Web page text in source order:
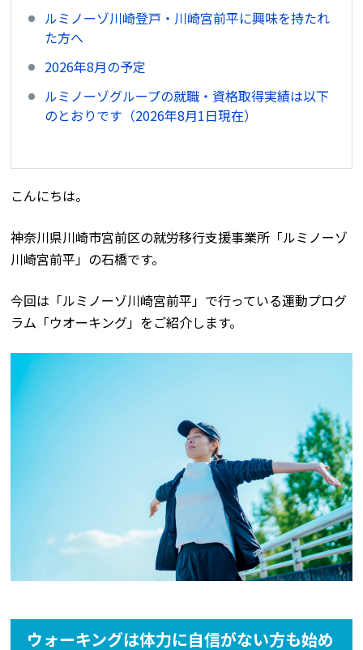
ルミノーゾ川崎登戸・川崎宮前平に興味を持たれ
た方へ
2026年8月の予定
ルミノーゾグループの就職・資格取得実績は以下
のとおりです（2026年8月1日現在）
こんにちは。
神奈川県川崎市宮前区の就労移行支援事業所「ルミノーゾ
川崎宮前平」の石橋です。
今回は「ルミノーゾ川崎宮前平」で行っている運動プログ
ラム「ウオーキング」をご紹介します。
ウォーキングは体力に自信がない方も始め